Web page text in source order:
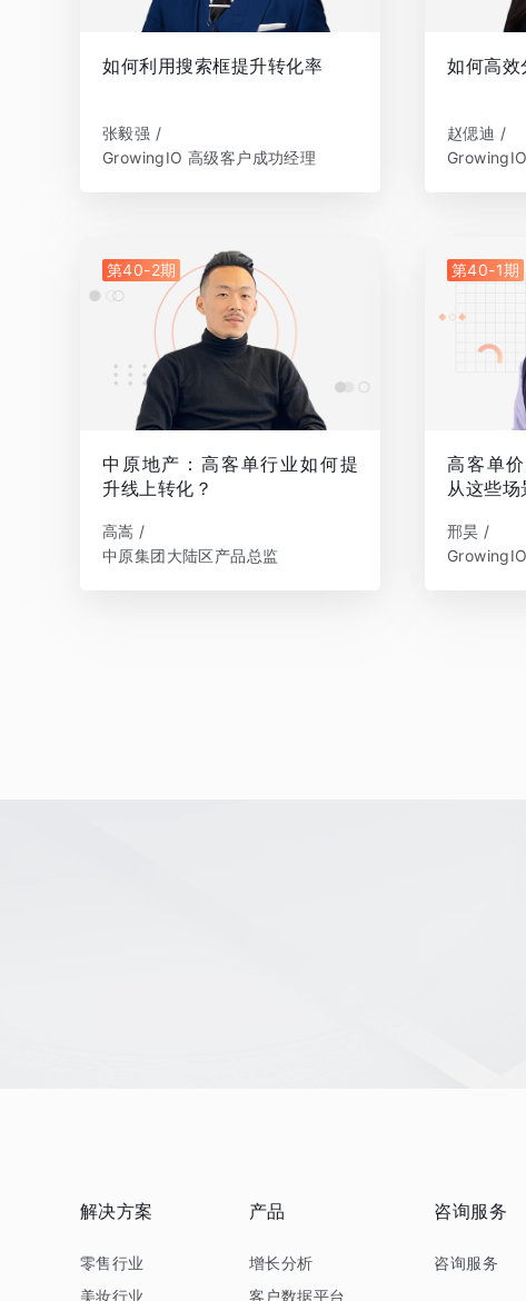
如何利用搜索框提升转化率
张毅强 /
GrowingIO 高级客户成功经理
如何高效
赵偲迪 /
第40-2期
中原地产：高客单行业如何提
升线上转化？
高嵩 /
中原集团大陆区产品总监
第40-1期
高客单
从这些场
邢昊 /
解决方案
零售行业
美妆行业
产品
增长分析
客户数据平台
咨询服务
咨询服务